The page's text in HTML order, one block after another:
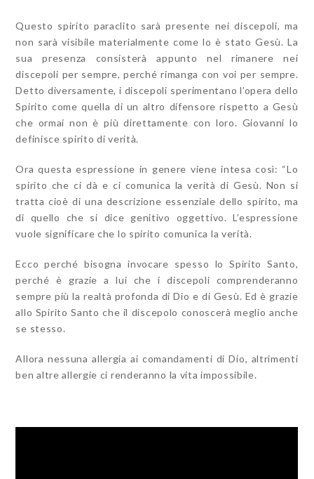
Questo spirito paraclito sarà presente nei discepoli, ma
non sarà visibile materialmente come lo è stato Gesù. La
sua presenza consisterà appunto nel rimanere nei
discepoli per sempre, perché rimanga con voi per sempre.
Detto diversamente, i discepoli sperimentano l’opera dello
Spirito come quella di un altro difensore rispetto a Gesù
che ormai non è più direttamente con loro. Giovanni lo
definisce spirito di verità.
Ora questa espressione in genere viene intesa così: “Lo
spirito che ci dà e ci comunica la verità di Gesù. Non si
tratta cioè di una descrizione essenziale dello spirito, ma
di quello che si dice genitivo oggettivo. L’espressione
vuole significare che lo spirito comunica la verità.
Ecco perché bisogna invocare spesso lo Spirito Santo,
perché è grazie a lui che i discepoli comprenderanno
sempre più la realtà profonda di Dio e di Gesù. Ed è grazie
allo Spirito Santo che il discepolo conoscerà meglio anche
se stesso.
Allora nessuna allergia ai comandamenti di Dio, altrimenti
ben altre allergie ci renderanno la vita impossibile.